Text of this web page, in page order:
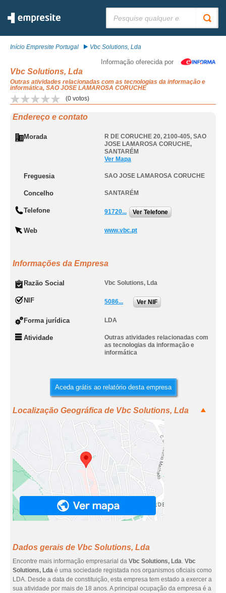
Início Empresite Portugal Vbc Solutions, Lda
Informação oferecida por
Vbc Solutions, Lda
Outras atividades relacionadas com as tecnologias da informação e
informática, SAO JOSE LAMAROSA CORUCHE
(0 votos)
Endereço e contato
Morada R DE CORUCHE 20, 2100-405, SAO
JOSE LAMAROSA CORUCHE,
SANTARÉM
Ver Mapa
Freguesia SAO JOSE LAMAROSA CORUCHE
Concelho SANTARÉM
Telefone 91720... Ver Telefone
Web www.vbc.pt
Informações da Empresa
Razão Social Vbc Solutions, Lda
NIF 5086... Ver NIF
Forma jurídica LDA
Atividade
Outras atividades relacionadas com
as tecnologias da informação e
informática
Aceda grátis ao relatório desta empresa
Localização Geográfica de Vbc Solutions, Lda
Dados gerais de Vbc Solutions, Lda
Encontre mais informação empresarial da Vbc Solutions, Lda. Vbc
Solutions, Lda é uma sociedade registada nos organismos oficiais como
LDA. Desde a data de constituição, esta empresa tem estado a exercer a
sua atividade por mais de 18 anos. A principal ocupação da empresa é a